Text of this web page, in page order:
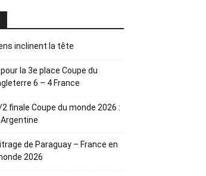
inclinent la tête
la 3e place Coupe du
6 – 4 France
finale Coupe du monde 2026 :
de Paraguay – France en
2026